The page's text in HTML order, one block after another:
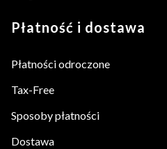
Płatność i dostawa
Płatności odroczone
Tax-Free
Sposoby płatności
Dostawa